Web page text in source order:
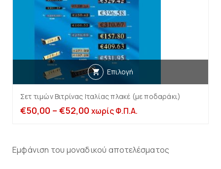
Επιλογή
Σετ τιμών Βιτρίνας Ιταλίας πλακέ (με ποδαράκι)
€50,00 – €52,00 χωρίς Φ.Π.Α.
Εμφάνιση του μοναδικού αποτελέσματος